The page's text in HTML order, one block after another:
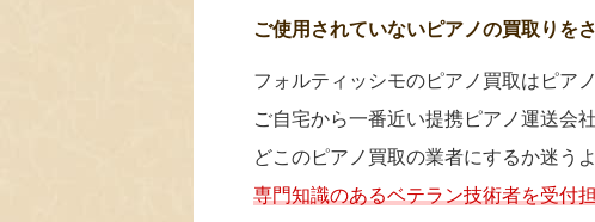
ご使用されていないピアノの買取りを
フォルティッシモのピアノ買取はピア
ご自宅から一番近い提携ピアノ運送会
どこのピアノ買取の業者にするか迷う
専門知識のあるベテラン技術者を受付